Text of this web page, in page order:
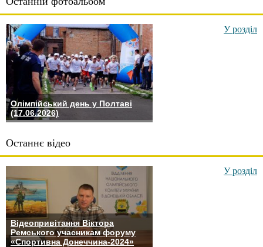
Олімпійський день у Полтаві
(17.06.2026)
У розділ
Останнє відео
Відеопривітання Віктора
Ремського учасникам форуму
«Спортивна Донеччина-2024»
У розділ